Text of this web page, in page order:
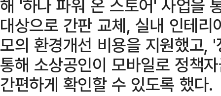
해 '하나 파워 온 스토어' 사업을
대상으로 간판 교체, 실내 인테
모의 환경개선 비용을 지원했고,
통해 소상공인이 모바일로 정책
간편하게 확인할 수 있도록 했다.